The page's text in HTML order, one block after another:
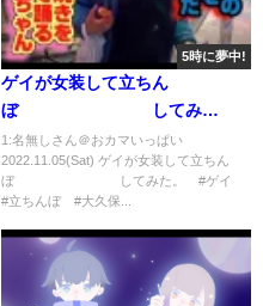
5時に夢中!
ゲイが女装して立ちん
ぼ してみ
た。 #ゲイ #立ちんぼ #大久
保公園 #女装 #ナンパ
1:名無しさん＠おカマいっぱい
2022.11.05(Sat) ゲイが女装して立ちん
ぼ してみた。 #ゲイ
#立ちんぼ #大久保...